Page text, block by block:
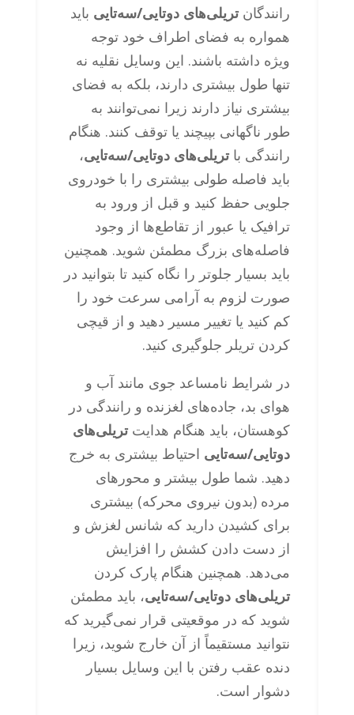
رانندگان تریلی‌های دوتایی/سه‌تایی باید
همواره به فضای اطراف خود توجه
ویژه داشته باشند. این وسایل نقلیه نه
تنها طول بیشتری دارند، بلکه به فضای
بیشتری نیاز دارند زیرا نمی‌توانند به
طور ناگهانی بپیچند یا توقف کنند. هنگام
رانندگی با تریلی‌های دوتایی/سه‌تایی،
باید فاصله طولی بیشتری را با خودروی
جلویی حفظ کنید و قبل از ورود به
ترافیک یا عبور از تقاطع‌ها از وجود
فاصله‌های بزرگ مطمئن شوید. همچنین
باید بسیار جلوتر را نگاه کنید تا بتوانید در
صورت لزوم به آرامی سرعت خود را
کم کنید یا تغییر مسیر دهید و از قیچی
کردن تریلر جلوگیری کنید.
در شرایط نامساعد جوی مانند آب و
هوای بد، جاده‌های لغزنده و رانندگی در
کوهستان، باید هنگام هدایت تریلی‌های
دوتایی/سه‌تایی احتیاط بیشتری به خرج
دهید. شما طول بیشتر و محورهای
مرده (بدون نیروی محرکه) بیشتری
برای کشیدن دارید که شانس لغزش و
از دست دادن کشش را افزایش
می‌دهد. همچنین هنگام پارک کردن
تریلی‌های دوتایی/سه‌تایی، باید مطمئن
شوید که در موقعیتی قرار نمی‌گیرید که
نتوانید مستقیماً از آن خارج شوید، زیرا
دنده عقب رفتن با این وسایل بسیار
دشوار است.